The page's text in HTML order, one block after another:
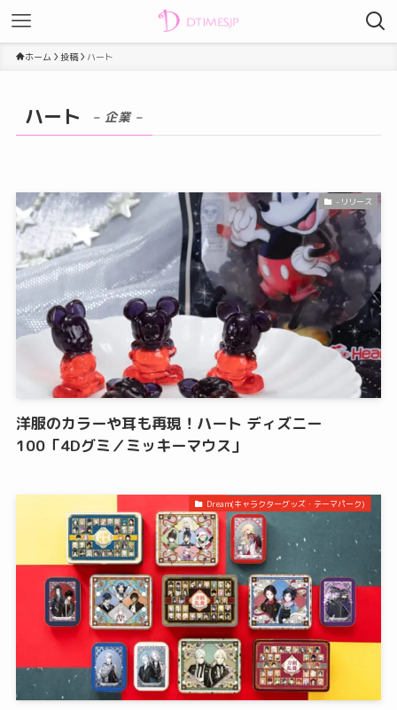
ホーム 投稿 ハート
ハート – 企業 –
-リリース
洋服のカラーや耳も再現！ハート ディズニー
100「4Dグミ／ミッキーマウス」
Dream(キャラクターグッズ・テーマパーク)